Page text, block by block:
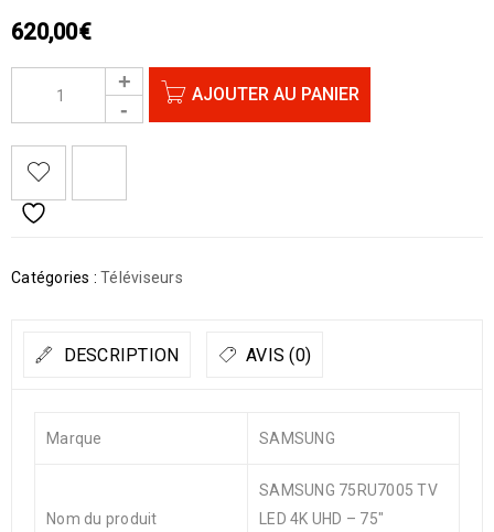
620,00€
AJOUTER AU PANIER
Catégories : Téléviseurs
DESCRIPTION AVIS (0)
Marque SAMSUNG
Nom du produit
SAMSUNG 75RU7005 TV
LED 4K UHD – 75″